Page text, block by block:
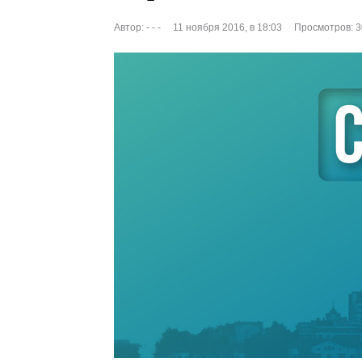
Автор: - - - 11 ноября 2016, в 18:03 Просмотров: